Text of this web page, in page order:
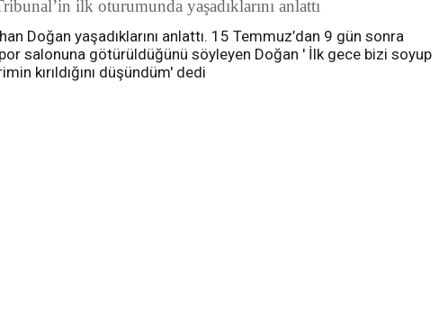
ilk oturumunda yaşadıklarını anlattı
Doğan yaşadıklarını anlattı. 15 Temmuz’dan 9 gün sonra
salonuna götürüldüğünü söyleyen Doğan ' İlk gece bizi soyup
kırıldığını düşündüm' dedi